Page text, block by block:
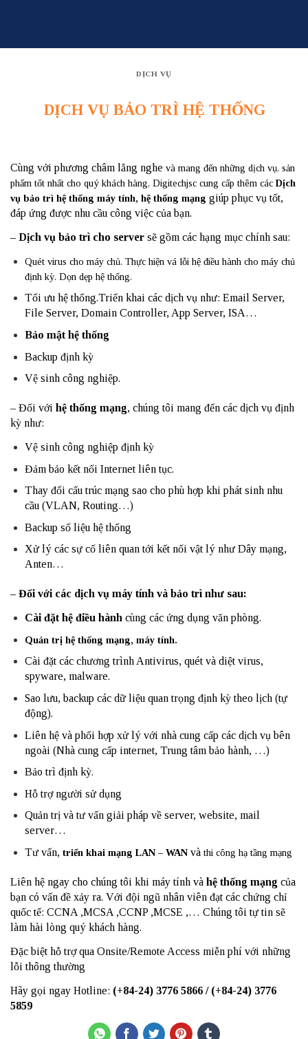
DỊCH VỤ
DỊCH VỤ BẢO TRÌ HỆ THỐNG
Cùng với phương châm lắng nghe và mang đến những dịch vụ, sản
phẩm tốt nhất cho quý khách hàng, Digitechjsc cung cấp thêm cácDịch
vụ bảo trì hệ thống máy tính, hệ thống mạng giúp phục vụ tốt,
đáp ứng được nhu cầu công việc của bạn.
– Dịch vụ bảo trì cho server sẽ gồm các hạng mục chính sau:
Quét virus cho máy chủ. Thực hiện vá lỗi hệ điều hành cho máy chủ
định kỳ. Dọn dẹp hệ thống.
Tối ưu hệ thống.Triển khai các dịch vụ như: Email Server,
File Server, Domain Controller, App Server, ISA…
Bảo mật hệ thống
Backup định kỳ
Vệ sinh công nghiệp.
– Đối với hệ thống mạng, chúng tôi mang đến các dịch vụ định
kỳ như:
Vệ sinh công nghiệp định kỳ
Đảm bảo kết nối Internet liên tục.
Thay đổi cấu trúc mạng sao cho phù hợp khi phát sinh nhu
cầu (VLAN, Routing…)
Backup số liệu hệ thống
Xử lý các sự cố liên quan tới kết nối vật lý như Dây mạng,
Anten…
– Đối với các dịch vụ máy tính và bảo trì như sau:
Cài đặt hệ điều hành cùng các ứng dụng văn phòng.
Quản trị hệ thống mạng, máy tính.
Cài đặt các chương trình Antivirus, quét và diệt virus,
spyware, malware.
Sao lưu, backup các dữ liệu quan trọng định kỳ theo lịch (tự
động).
Liên hệ và phối hợp xử lý với nhà cung cấp các dịch vụ bên
ngoài (Nhà cung cấp internet, Trung tâm bảo hành, …)
Bảo trì định kỳ.
Hỗ trợ người sử dụng
Quản trị và tư vấn giải pháp về server, website, mail
server…
Tư vấn, triển khai mạng LAN – WAN và thi công hạ tầng mạng
Liên hệ ngay cho chúng tôi khi máy tính và hệ thống mạng của
bạn có vấn đề xảy ra. Với đội ngũ nhân viên đạt các chứng chỉ
quốc tế: CCNA ,MCSA ,CCNP ,MCSE ,… Chúng tôi tự tin sẽ
làm hài lòng quý khách hàng.
Đặc biệt hỗ trợ qua Onsite/Remote Access miễn phí với những
lỗi thông thường
Hãy gọi ngay Hotline: (+84-24) 3776 5866 / (+84-24) 3776
5859